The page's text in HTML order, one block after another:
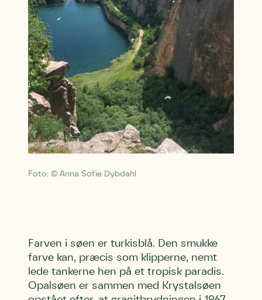
Foto: © Anna Sofie Dybdahl
Farven i søen er turkisblå. Den smukke
farve kan, præcis som klipperne, nemt
lede tankerne hen på et tropisk paradis.
Opalsøen er sammen med Krystalsøen